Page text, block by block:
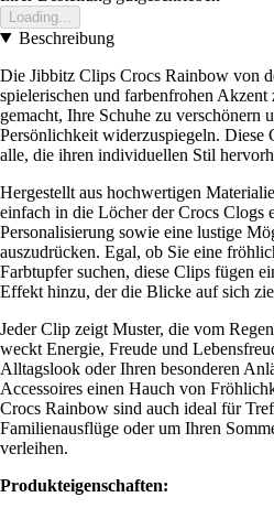
Loading...
Beschreibung
Die Jibbitz Clips Crocs Rainbow von
spielerischen und farbenfrohen
gemacht, Ihre Schuhe zu verschönern
Persönlichkeit widerzuspiegeln. Diese
alle, die ihren individuellen Stil
Hergestellt aus hochwertigen
einfach in die Löcher der Crocs Clogs
Personalisierung sowie eine lustige
auszudrücken. Egal, ob Sie eine
Farbtupfer suchen, diese Clips fügen
Effekt hinzu, der die Blicke auf sich
Jeder Clip zeigt Muster, die vom
weckt Energie, Freude und
Alltagslook oder Ihren besonderen
Accessoires einen Hauch von
Crocs Rainbow sind auch ideal für
Familienausflüge oder um Ihren
verleihen.
Produkteigenschaften: